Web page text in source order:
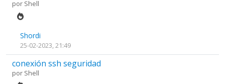
por Shell
Shordi
25-02-2023, 21:49
conexión ssh seguridad
por Shell